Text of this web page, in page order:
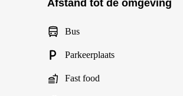
Afstand tot de omgeving
Bus
Parkeerplaats
Fast food